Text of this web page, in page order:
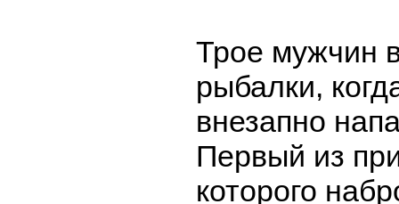
Трое мужчин
рыбалки,
внезапно
Первый из
которого